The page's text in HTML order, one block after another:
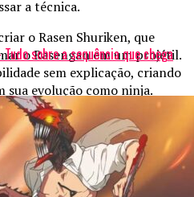
a técnica.
o Rasen Shuriken, que
o Rasengan em um projétil.
sem explicação, criando
sua evolução como ninja.
lutar sem chakra
sobre a sequência que chega